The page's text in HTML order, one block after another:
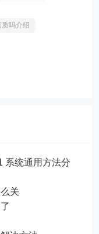
吗介绍
系统通用方法分
关